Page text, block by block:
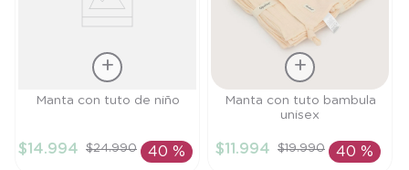
Talla
AÑADIR AL
Manta con tuto de niño
$14.994 $24.990 40 %
Talla
AÑADIR AL
Manta con tuto bambula
unisex
$11 .994 $19.990 40 %